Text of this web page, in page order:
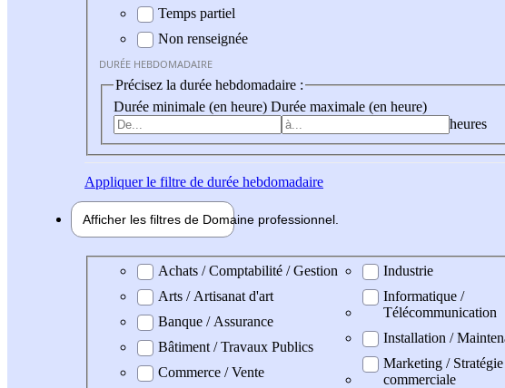
Temps partiel
Non renseignée
DURÉE HEBDOMADAIRE
Précisez la durée hebdomadaire :
Durée minimale (en heure) Durée maximale (en heure)
heures
Appliquerle filtre de durée hebdomadaire
Afficher les filtres de Domaine professionnel
Domaine professionel
Achats / Comptabilité / Gestion
Arts / Artisanat d'art
Banque / Assurance
Bâtiment / Travaux Publics
Commerce / Vente
Industrie
Informatique /
Télécommunication
Installation /
Marketing / Stratégie
commerciale